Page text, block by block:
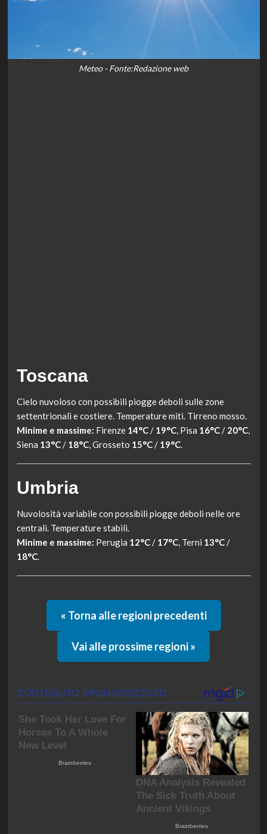
Meteo - Fonte:Redazione web
Toscana
Cielo nuvoloso con possibili piogge deboli sulle zone
settentrionali e costiere. Temperature miti. Tirreno mosso.
Minime e massime: Firenze 14°C/ 19°C, Pisa 16°C/ 20°C,
Siena 13°C/ 18°C, Grosseto 15°C/ 19°C.
Umbria
Nuvolosità variabile con possibili piogge deboli nelle ore
centrali. Temperature stabili.
Minime e massime: Perugia 12°C/ 17°C, Terni 13°C/
18°C.
« Torna alle regioni precedenti
Vai alle prossime regioni »